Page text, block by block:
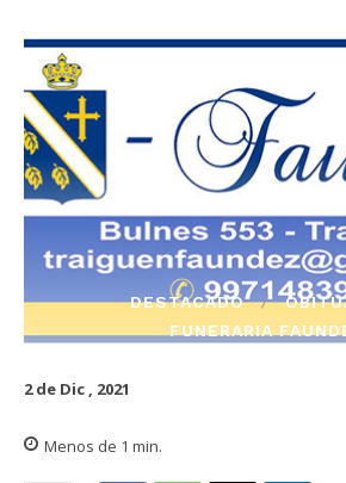
DESTACADO
FUNERARIA
2 de Dic , 2021
Menos de 1 min.